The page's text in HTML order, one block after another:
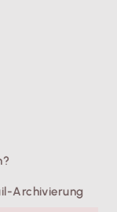
Archivierung